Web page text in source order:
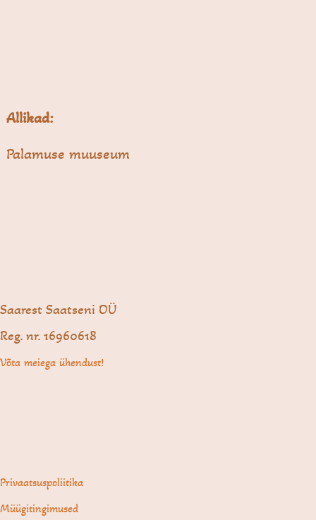
Allikad:
Palamuse muuseum
Saarest Saatseni OÜ
Reg. nr. 16960618
Võta meiega ühendust!
Privaatsuspoliitika
Müügitingimused